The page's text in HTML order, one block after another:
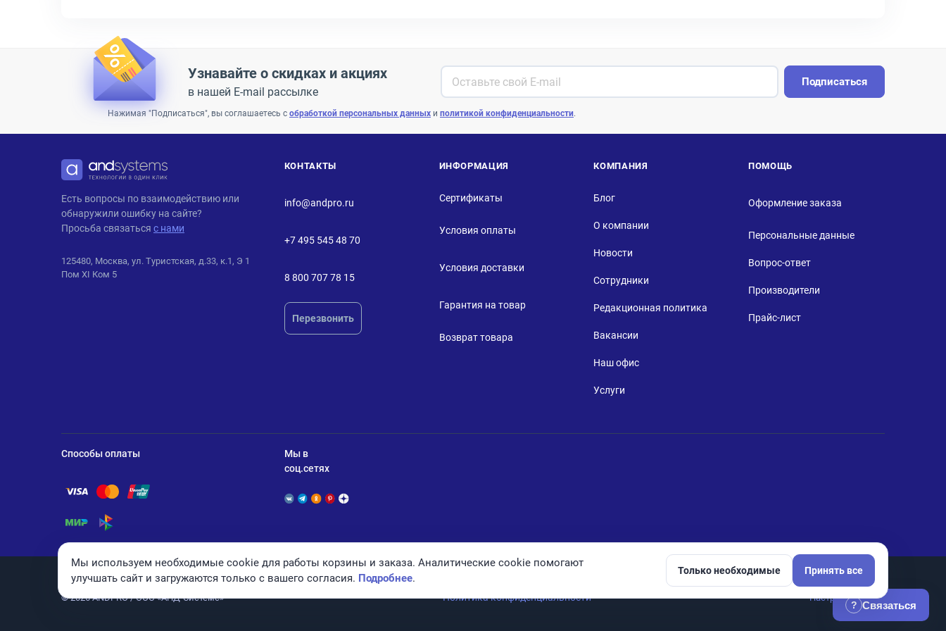
Узнавайте о скидках и акциях
в нашей E-mail рассылке
Подписаться
Нажимая "Подписаться", вы соглашаетесь с обработкой персональных данных и политикой конфиденциальности.
ANDPRO
Есть вопросы по взаимодействию или
обнаружили ошибку на сайте?
Просьба связаться с нами
125480, Москва, ул. Туристская, д.33, к.1, Э 1
Пом XI Ком 5
КОНТАКТЫ
info@andpro.ru
+7 495 545 48 70
8 800 707 78 15
Перезвонить
ИНФОРМАЦИЯ
Сертификаты
Условия оплаты
Условия доставки
Гарантия на товар
Возврат товара
КОМПАНИЯ
Блог
О компании
Новости
Сотрудники
Редакционная политика
Вакансии
Наш офис
Услуги
ПОМОЩЬ
Оформление заказа
Персональные данные
Вопрос-ответ
Производители
Прайс-лист
Способы оплаты
Помощь по оплате Visa
Помощь по оплате Mastercard
Помощь по оплате UnionPay
Помощь по оплате Мир
Помощь по оплате СБП
Мы в
соц.сетях
© 2026 ANDPRO / ООО «АНД-Системс» Политика конфиденциальности Настройки cookie
? Связаться
Мы используем необходимые cookie для работы корзины и заказа. Аналитические cookie помогают
улучшать сайт и загружаются только с вашего согласия. Подробнее.
Только необходимые Принять все